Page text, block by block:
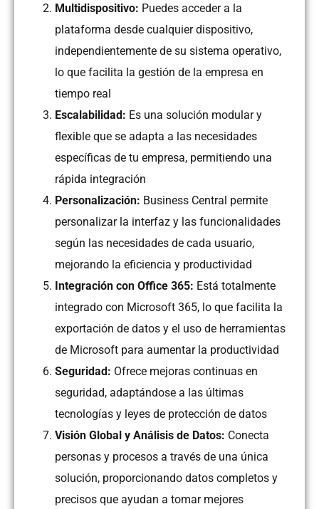
Multidispositivo: Puedes acceder a la
plataforma desde cualquier dispositivo,
independientemente de su sistema operativo,
lo que facilita la gestión de la empresa en
tiempo real
Escalabilidad: Es una solución modular y
flexible que se adapta a las necesidades
específicas de tu empresa, permitiendo una
rápida integración
Personalización: Business Central permite
personalizar la interfaz y las funcionalidades
según las necesidades de cada usuario,
mejorando la eficiencia y productividad
Integración con Office 365: Está totalmente
integrado con Microsoft 365, lo que facilita la
exportación de datos y el uso de herramientas
de Microsoft para aumentar la productividad
Seguridad: Ofrece mejoras continuas en
seguridad, adaptándose a las últimas
tecnologías y leyes de protección de datos
Visión Global y Análisis de Datos: Conecta
personas y procesos a través de una única
solución, proporcionando datos completos y
precisos que ayudan a tomar mejores